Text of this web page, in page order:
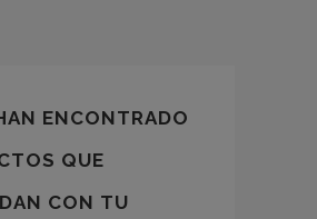
ENCONTRADO
QUE
CON TU